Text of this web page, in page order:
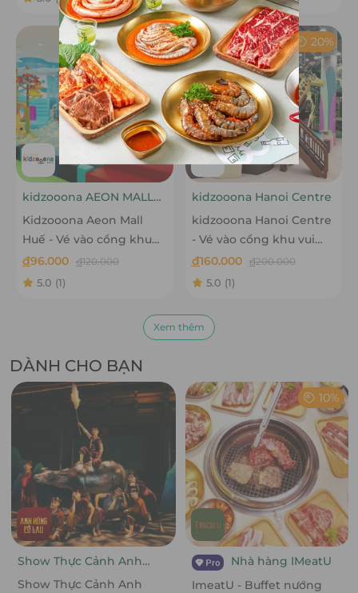
20%
kidzooona AEON MALL
Huế
Kidzooona Aeon Mall
Huế - Vé vào cổng khu
vui chơi bao gồm lễ tết
đ96.000 đ120.000
5.0 (1)
20%
kidzooona Hanoi Centre
kidzooona Hanoi Centre
- Vé vào cổng khu vui
chơi bao gồm Lễ Tết
đ160.000 đ200.000
5.0 (1)
Xem thêm
DÀNH CHO BẠN
Show Thực Cảnh Anh
Hùng Cờ Lau
Show Thực Cảnh Anh
10%
Nhà hàng IMeatU
ImeatU - Buffet nướng